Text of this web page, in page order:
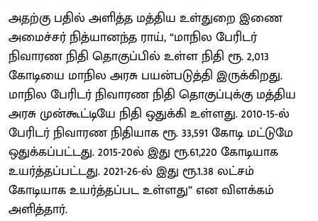
அதற்கு பதில் அளித்த மத்திய உள்துறை இணை
அமைச்சர் நித்யானந்த ராய், “மாநில பேரிடர்
நிவாரண நிதி தொகுப்பில் உள்ள நிதி ரூ. 2,013
கோடியை மாநில அரசு பயன்படுத்தி இருக்கிறது.
மாநில பேரிடர் நிவாரண நிதி தொகுப்புக்கு மத்திய
அரசு முன்கூட்டியே நிதி ஒதுக்கி உள்ளது. 2010-15-ல்
பேரிடர் நிவாரண நிதியாக ரூ. 33,591 கோடி மட்டுமே
ஒதுக்கப்பட்டது. 2015-20ல் இது ரூ.61,220 கோடியாக
உயர்த்தப்பட்டது. 2021-26-ல் இது ரூ.1.38 லட்சம்
கோடியாக உயர்த்தப்பட உள்ளது” என விளக்கம்
அளித்தார்.